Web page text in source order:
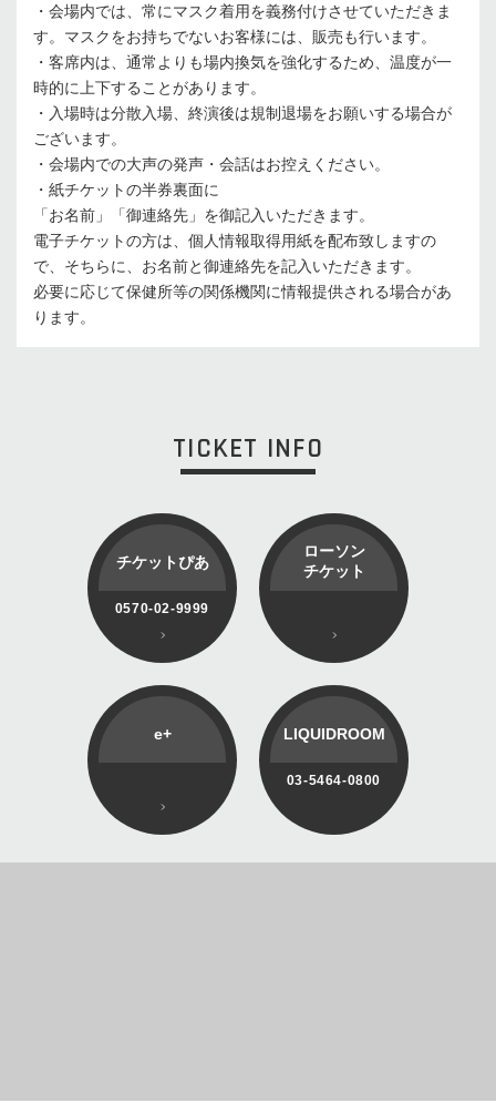
・会場内では、常にマスク着用を義務付けさせていただきま
す。マスクをお持ちでないお客様には、販売も行います。
・客席内は、通常よりも場内換気を強化するため、温度が一
時的に上下することがあります。
・入場時は分散入場、終演後は規制退場をお願いする場合が
ございます。
・会場内での大声の発声・会話はお控えください。
・紙チケットの半券裏面に
「お名前」「御連絡先」を御記入いただきます。
電子チケットの方は、個人情報取得用紙を配布致しますの
で、そちらに、お名前と御連絡先を記入いただきます。
必要に応じて保健所等の関係機関に情報提供される場合があ
ります。
TICKET INFO
チケットぴあ
0570-02-9999
ローソン
チケット
e+ LIQUIDROOM
03-5464-0800